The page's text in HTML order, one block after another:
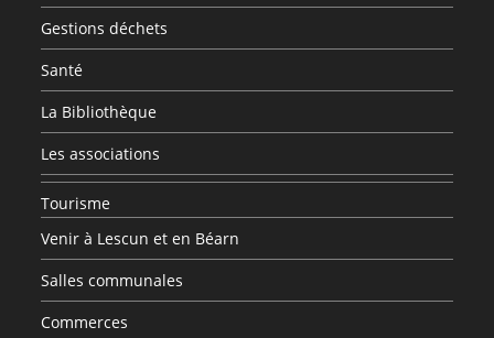
Gestions déchets
Santé
La Bibliothèque
Les associations
Tourisme
Venir à Lescun et en Béarn
Salles communales
Commerces